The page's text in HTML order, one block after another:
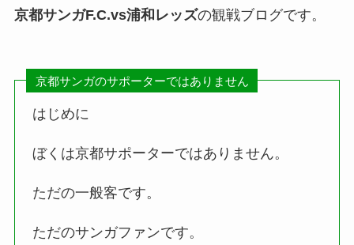
京都サンガF.C.vs浦和レッズの観戦ブログです。
京都サンガのサポーターではありません
はじめに
ぼくは京都サポーターではありません。
ただの一般客です。
ただのサンガファンです。